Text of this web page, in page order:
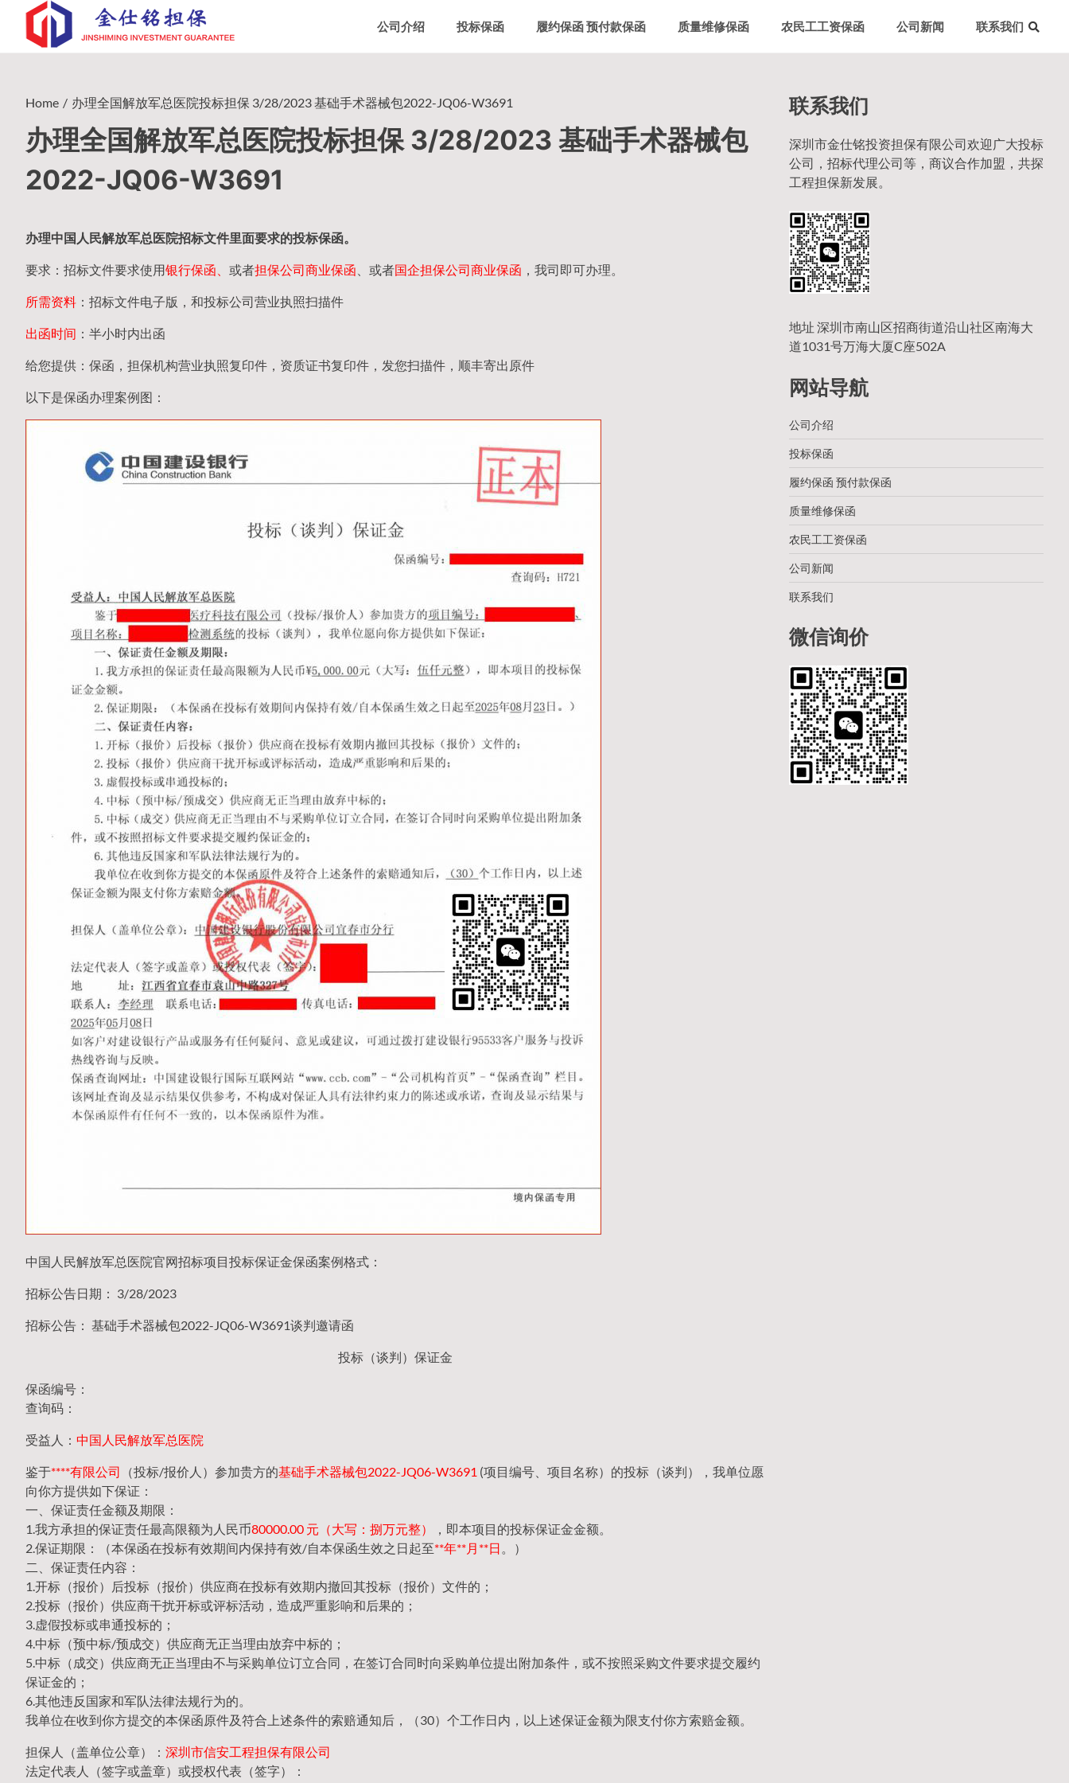
content
公司介绍 投标保函 履约保函 预付款保函 质量维修保函 农民工工资保函 公司新闻 联系我们
Home 办理全国解放军总医院投标担保 3/28/2023 基础手术器械包2022-JQ06-W3691
办理全国解放军总医院投标担保 3/28/2023 基础手术器械包
2022-JQ06-W3691
办理中国人民解放军总医院招标文件里面要求的投标保函。
要求：招标文件要求使用银行保函、 或者担保公司商业保函 、或者国企担保公司商业保函 ，我司即可办理。
所需资料 ：招标文件电子版，和投标公司营业执照扫描件
出函时间 ：半小时内出函
给您提供：保函，担保机构营业执照复印件，资质证书复印件，发您扫描件，顺丰寄出原件
以下是保函办理案例图：
中国人民解放军总医院官网招标项目投标保证金保函案例格式：
招标公告日期： 3/28/2023
招标公告： 基础手术器械包2022-JQ06-W3691谈判邀请函
投标（谈判）保证金
保函编号：
查询码：
受益人： 中国人民解放军总医院
鉴于****有限公司 （投标/报价人）参加贵方的基础手术器械包2022-JQ06-W3691 (项目编号、项目名称）的投标（谈判），我单位愿
向你方提供如下保证：
一、保证责任金额及期限：
1.我方承担的保证责任最高限额为人民币80000.00 元（大写：捌万元整）
，即本项目的投标保证金金额。
2.保证期限：（本保函在投标有效期间内保持有效/自本保函生效之日起至**年**月**日 。）
二、保证责任内容：
1.开标（报价）后投标（报价）供应商在投标有效期内撤回其投标（报价）文件的；
2.投标（报价）供应商干扰开标或评标活动，造成严重影响和后果的；
3.虚假投标或串通投标的；
4.中标（预中标/预成交）供应商无正当理由放弃中标的；
5.中标（成交）供应商无正当理由不与采购单位订立合同，在签订合同时向采购单位提出附加条件，或不按照采购文件要求提交履约
保证金的；
6.其他违反国家和军队法律法规行为的。
我单位在收到你方提交的本保函原件及符合上述条件的索赔通知后，（30）个工作日内，以上述保证金额为限支付你方索赔金额。
担保人（盖单位公章）： 深圳市信安工程担保有限公司
法定代表人（签字或盖章）或授权代表（签字）：
联系我们
深圳市金仕铭投资担保有限公司欢迎广大投标
公司，招标代理公司等，商议合作加盟，共探
工程担保新发展。
地址 深圳市南山区招商街道沿山社区南海大
道1031号万海大厦C座502A
网站导航
公司介绍
投标保函
履约保函 预付款保函
质量维修保函
农民工工资保函
公司新闻
联系我们
微信询价